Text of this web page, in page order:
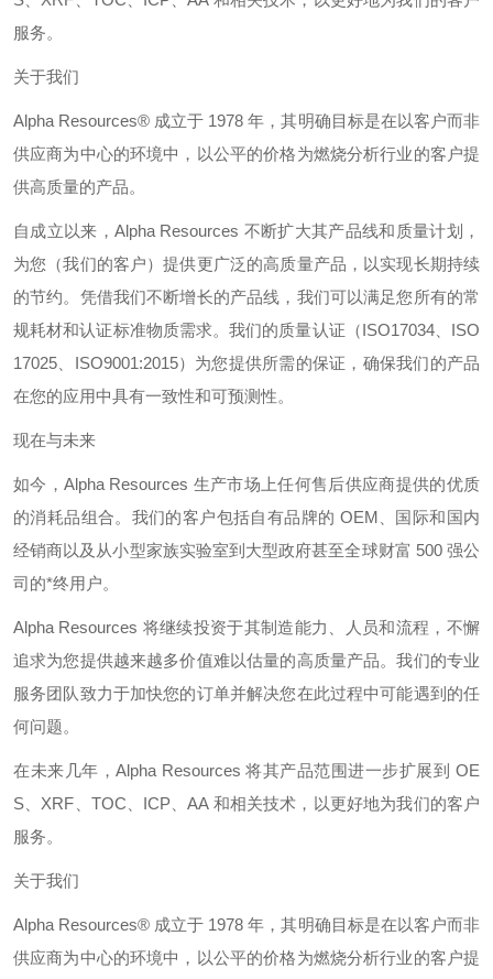
服务。
关于我们
Alpha Resources® 成立于 1978年，其明确目标是在以客户而非
供应商为中心的环境中，以公平的价格为燃烧分析行业的客户提
供高质量的产品。
自成立以来， Alpha Resources 不断扩大其产品线和质量计划，
为您（我们的客户）提供更广泛的高质量产品，以实现长期持续
的节约。凭借我们不断增长的产品线，我们可以满足您所有的常
规耗材和认证标准物质需求。我们的质量认证（ISO17034、 ISO
17025
ISO9001:2015）为您提供所需的保证，确保我们的产品
在您的应用中具有一致性和可预测性。
现在与未来
如今， Alpha Resources 生产市场上任何售后供应商提供的优质
的消耗品组合。我们的客户包括自有品牌的 OEM 、国际和国内
经销商以及从小型家族实验室到大型政府甚至全球财富 500 强公
司的*终用户。
Alpha Resources 将继续投资于其制造能力、人员和流程，不懈
追求为您提供越来越多价值难以估量的高质量产品。我们的专业
服务团队致力于加快您的订单并解决您在此过程中可能遇到的任
何问题。
在未来几年，Alpha Resources将其产品范围进一步扩展到OE
S
XRF TOC ICP 、AA 和相关技术，以更好地为我们的客户
服务。
关于我们
Alpha Resources® 成立于 1978年，其明确目标是在以客户而非
供应商为中心的环境中，以公平的价格为燃烧分析行业的客户提